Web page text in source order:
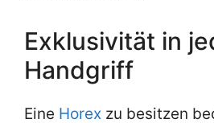
Exklusivität in
Handgriff
Eine Horex zu besitzen